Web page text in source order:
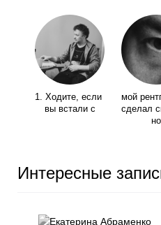
1. Ходите, если
вы встали с
мой
сделал
но
Интересные